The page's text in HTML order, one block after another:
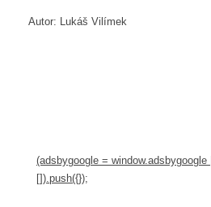
Autor: Lukáš Vilímek
(adsbygoogle = window.adsbygoogle ||
[]).push({});